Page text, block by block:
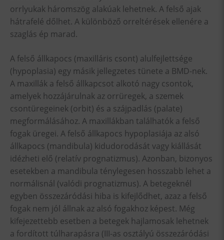
orrlyukak háromszög alakúak lehetnek. A felső ajak
hátrafelé dőlhet. A különböző orreltérések ellenére a
szaglás ép marad.
A felső állkapocs (maxilláris csont) alulfejlettsége
(hypoplasia) egy másik jellegzetes tünete a BMD-nek.
A maxillák a felső állkapcsot alkotó nagy csontok,
amelyek hozzájárulnak az orrüregek, a szemek
csontüregeinek (orbit) és a szájpadlás (palate)
megformálásához. A maxillákban találhatók a felső
fogak üregei. A felső állkapocs hypoplasiája az alsó
állkapocs (mandibula) kidudorodását vagy kiállását
idézheti elő (relatív prognatizmus). Azonban, bizonyos
esetekben a mandibula ténylegesen hosszabb lehet a
normálisnál (valódi prognatizmus). A betegeknél
egyben összezáródási hiba is kifejlődhet, azaz a felső
fogak nem jól állnak az alsó fogakhoz képest. Még
kifejezettebb esetben a betegek hajlamosak lehetnek
a fordított túlharapásra (III-as osztályú összezáródási